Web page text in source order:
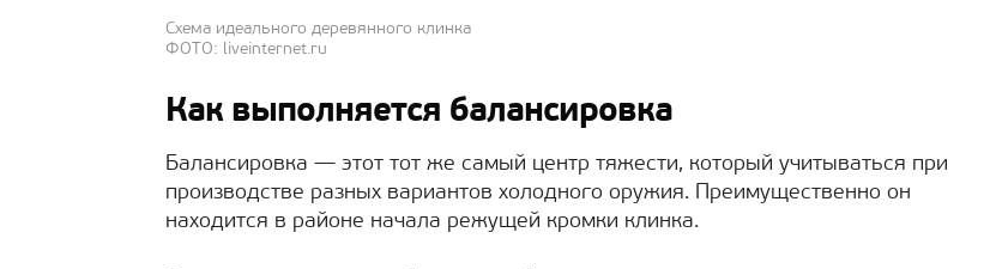
Схема идеального деревянного клинка
ФОТО: liveinternet.ru
Как выполняется балансировка
Балансировка — этот тот же самый центр тяжести, который учитываться при
производстве разных вариантов холодного оружия. Преимущественно он
находится в районе начала режущей кромки клинка.